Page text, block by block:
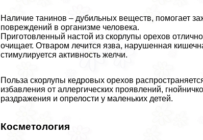
Наличие танинов – дубильных веществ, помогает
повреждений в организме человека.
Приготовленный настой из скорлупы орехов
очищает. Отваром лечится язва, нарушенная
стимулируется активность желчи.
Польза скорлупы кедровых орехов
избавления от аллергических проявлений,
раздражения и опрелости у маленьких детей.
Косметология